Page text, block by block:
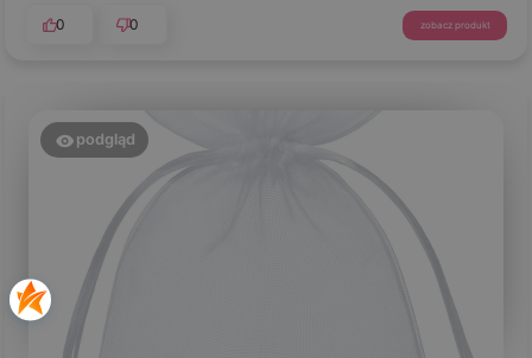
0
0 zobacz produkt
podgląd